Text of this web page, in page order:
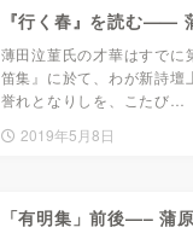
『行く春』を読む——
薄田泣菫氏の才華はすでに
笛集』に於て、わが新詩壇
誉れとなりしを、こたび…
2019年5月8日
「有明集」前後—– 蒲